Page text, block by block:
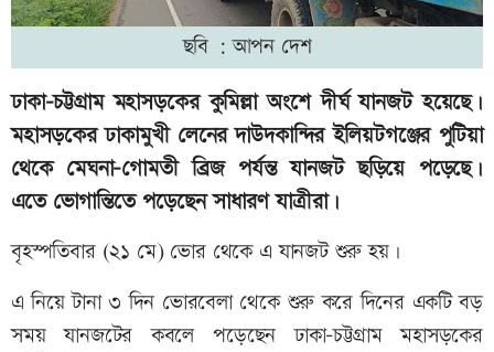
ছবি : আপন দেশ
ঢাকা-চট্টগ্রাম মহাসড়কের কুমিল্লা অংশে দীর্ঘ যানজট হয়েছে।
মহাসড়কের ঢাকামুখী লেনের দাউদকান্দির ইলিয়টগঞ্জের পুটিয়া
থেকে মেঘনা-গোমতী ব্রিজ পর্যন্ত যানজট ছড়িয়ে পড়েছে।
এতে ভোগান্তিতে পড়েছেন সাধারণ যাত্রীরা।
বৃহস্পতিবার (২১ মে) ভোর থেকে এ যানজট শুরু হয়।
এ নিয়ে টানা ৩ দিন ভোরবেলা থেকে শুরু করে দিনের একটি বড়
সময় যানজটের কবলে পড়েছেন ঢাকা-চট্টগ্রাম মহাসড়কের